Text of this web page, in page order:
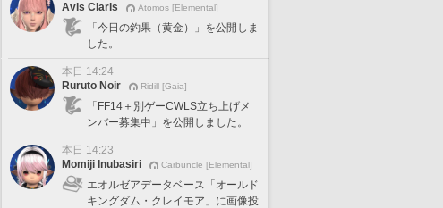
Avis Claris
Atomos [Elemental]
「今日の釣果（黄金）」を公開しま
した。
本日 14:24
Ruruto Noir
Ridill [Gaia]
「FF14＋別ゲーCWLS立ち上げメ
ンバー募集中」を公開しました。
本日 14:23
Momiji Inubasiri
Carbuncle [Elemental]
エオルゼアデータベース「オールド
キングダム・クレイモア」に画像投